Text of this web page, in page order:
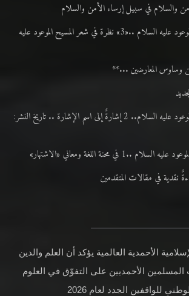
والسلام في سبيل إرساء الأمن والسلام
رأيٌ في لغة المسيح الموعود عليه السلام ..«3» نظرة في شعر المسيح الموعود عليه
وساوس المعارضين ...**
رأي في لغة المسيح الموعود عليه السلام.. 2 إشارةٌ إلى اسم الإشارة .. تاريخ النشر:
..1 في محنة اللغة ومعاني «الاشتهار»
نقدية في مقالات المتقدمين
الأحمدية العالمية يؤكد أن العلم والدين
المسلمين الأحمديين على التفوّق في العلوم
للواقفين الجدد لعام 2026